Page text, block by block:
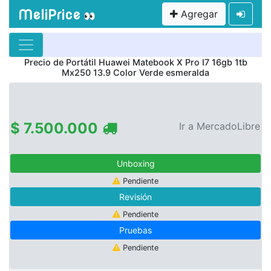
MeliPrice 👀 Agregar
Precio de Portátil Huawei Matebook X Pro I7 16gb 1tb
Mx250 13.9 Color Verde esmeralda
$ 7.500.000 Ir a MercadoLibre
Unboxing
Pendiente
Revisión
Pendiente
Pruebas
Pendiente